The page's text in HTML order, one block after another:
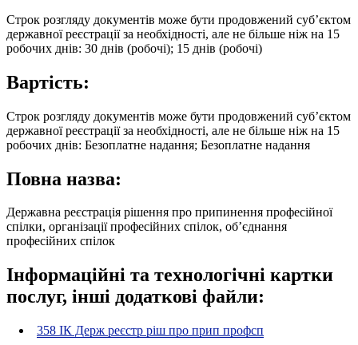
Строк розгляду документів може бути продовжений суб’єктом
державної реєстрації за необхідності, але не більше ніж на 15
робочих днів: 30 днів (робочі); 15 днів (робочі)
Вартість:
Строк розгляду документів може бути продовжений суб’єктом
державної реєстрації за необхідності, але не більше ніж на 15
робочих днів: Безоплатне надання; Безоплатне надання
Повна назва:
Державна реєстрація рішення про припинення професійної
спілки, організації професійних спілок, об’єднання
професійних спілок
Інформаційні та технологічні картки
послуг, інші додаткові файли:
358 ІК Держ реєстр ріш про прип профсп